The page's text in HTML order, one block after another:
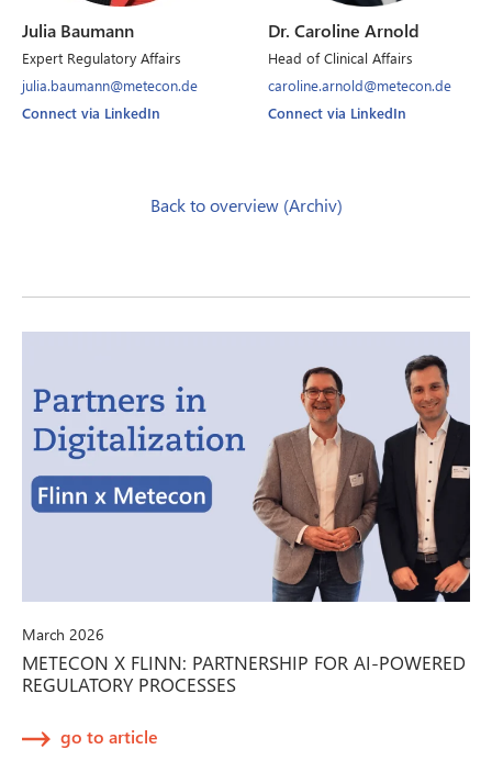
Julia Baumann
Expert Regulatory Affairs
julia.baumann@metecon.de
Connect via LinkedIn
Dr. Caroline Arnold
Head of Clinical Affairs
caroline.arnold@metecon.de
Connect via LinkedIn
Back to overview (Archiv)
March 2026
METECON X FLINN: PARTNERSHIP FOR AI-POWERED
REGULATORY PROCESSES
go to article